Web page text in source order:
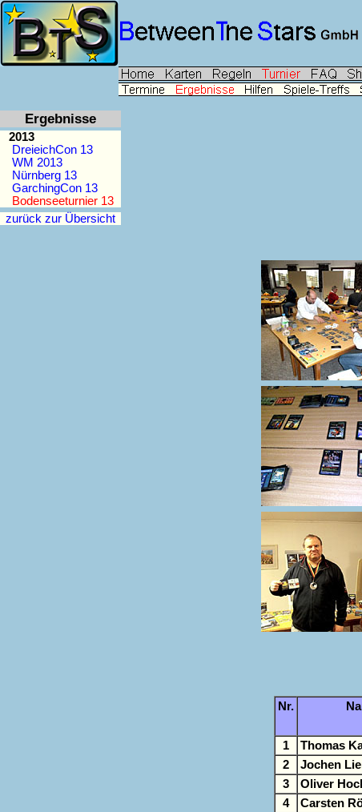
Ergebnisse
2013
DreieichCon 13
WM 2013
Nürnberg 13
GarchingCon 13
Bodenseeturnier 13
zurück zur Übersicht
Nr.
1
Thomas
2
Jochen
3
Oliver
4
Carsten